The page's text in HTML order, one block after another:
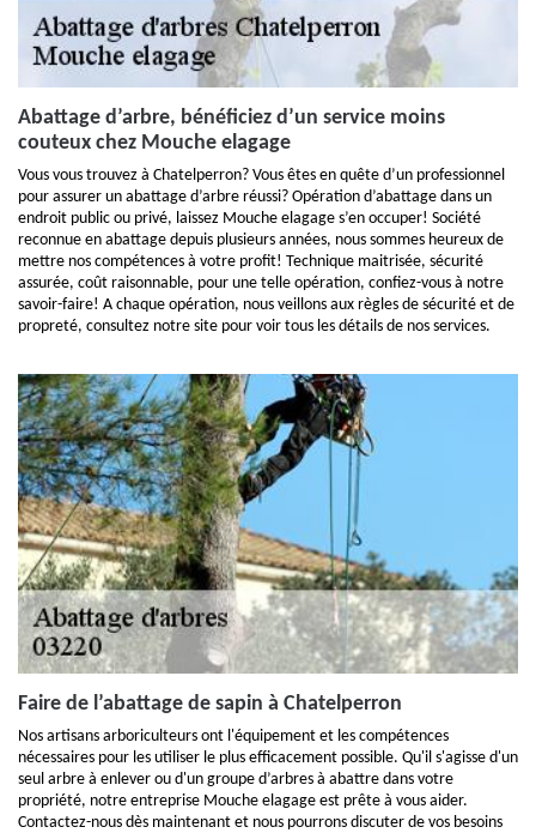
Abattage d’arbre, bénéficiez d’un service moins
couteux chez Mouche elagage
Vous vous trouvez à Chatelperron? Vous êtes en quête d’un professionnel
pour assurer un abattage d’arbre réussi? Opération d’abattage dans un
endroit public ou privé, laissez Mouche elagage s’en occuper! Société
reconnue en abattage depuis plusieurs années, nous sommes heureux de
mettre nos compétences à votre profit! Technique maitrisée, sécurité
assurée, coût raisonnable, pour une telle opération, confiez-vous à notre
savoir-faire! A chaque opération, nous veillons aux règles de sécurité et de
propreté, consultez notre site pour voir tous les détails de nos services.
Faire de l’abattage de sapin à Chatelperron
Nos artisans arboriculteurs ont l'équipement et les compétences
nécessaires pour les utiliser le plus efficacement possible. Qu'il s'agisse d'un
seul arbre à enlever ou d'un groupe d’arbres à abattre dans votre
propriété, notre entreprise Mouche elagage est prête à vous aider.
Contactez-nous dès maintenant et nous pourrons discuter de vos besoins